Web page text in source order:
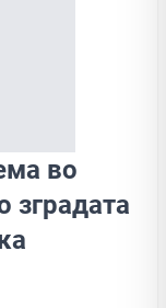
во
зградата